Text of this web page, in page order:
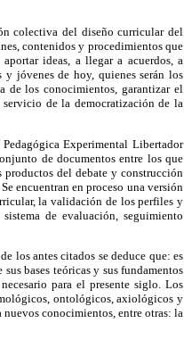
colectiva del diseño curricular del
contenidos y procedimientos que
ideas, a llegar a acuerdos, a
jóvenes de hoy, quienes serán los
de los conocimientos, garantizar el
de la democratización de la
Experimental Libertador
de documentos entre los que
productos del debate y construcción
encuentran en proceso una versión
la validación de los perfiles y
de evaluación, seguimiento
los antes citados se deduce que: es
bases teóricas y sus fundamentos
para el presente siglo. Los
ontológicos, axiológicos y
conocimientos, entre otras: la